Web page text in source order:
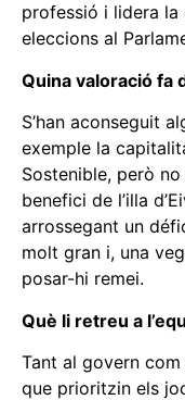
professió i lidera la
eleccions al
Quina valoració fa
S’han aconseguit
exemple la
Sostenible, però
benefici de l’illa
arrossegant un
molt gran i, una
posar-hi remei.
Què li retreu a
Tant al govern
que prioritzin els